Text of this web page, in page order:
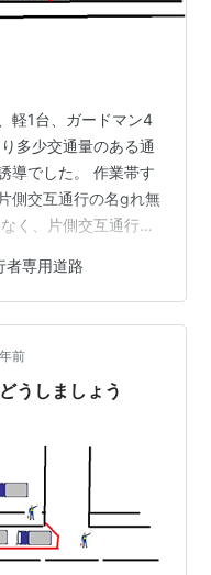
軽1台、ガードマン4
多少交通量のある通
導でした。 作業帯す
側交互通行の名gれ無
く、片側交互通行の
私もそうしなければ
は、思ったことを普
。 明日も、ご安全を
者専用道路
前
しましょう